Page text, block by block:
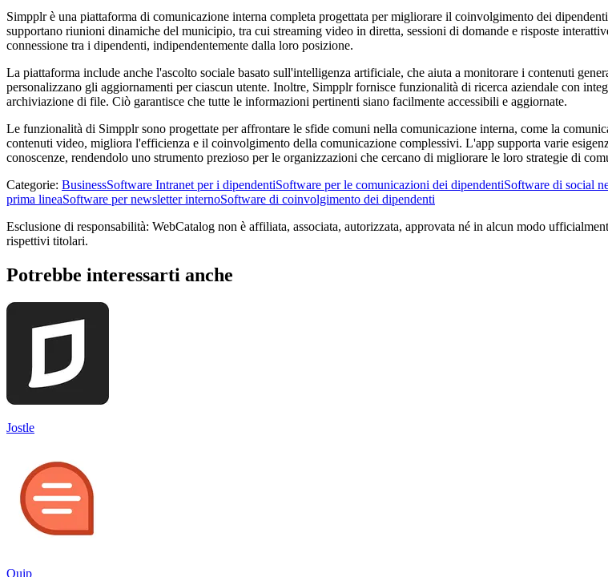
Simpplr è una piattaforma di comunicazione interna completa progettata per migliorare il coinvolgimento dei
supportano riunioni dinamiche del municipio, tra cui streaming video in diretta, sessioni di domande e risposte
connessione tra i dipendenti, indipendentemente dalla loro posizione.
La piattaforma include anche l'ascolto sociale basato sull'intelligenza artificiale, che aiuta a monitorare i contenuti
personalizzano gli aggiornamenti per ciascun utente. Inoltre, Simpplr fornisce funzionalità di ricerca aziendale con
archiviazione di file. Ciò garantisce che tutte le informazioni pertinenti siano facilmente accessibili e aggiornate.
Le funzionalità di Simpplr sono progettate per affrontare le sfide comuni nella comunicazione interna, come la
contenuti video, migliora l'efficienza e il coinvolgimento della comunicazione complessivi. L'app supporta varie
conoscenze, rendendolo uno strumento prezioso per le organizzazioni che cercano di migliorare le loro strategie di
Categorie: BusinessSoftware Intranet per i dipendentiSoftware per le comunicazioni dei dipendentiSoftware di social
prima lineaSoftware per newsletter internoSoftware di coinvolgimento dei dipendenti
Esclusione di responsabilità: WebCatalog non è affiliata, associata, autorizzata, approvata né in alcun modo
rispettivi titolari.
Potrebbe interessarti anche
Jostle
Quip